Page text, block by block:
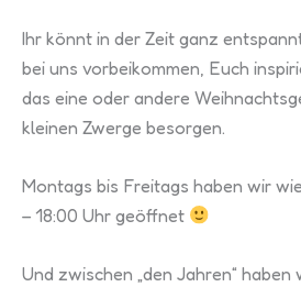
Ihr könnt in der Zeit ganz
bei uns vorbeikommen, Euch
das eine oder andere
kleinen Zwerge besorgen.
Montags bis Freitags haben wir
– 18:00 Uhr geöffnet
Und zwischen „den Jahren“